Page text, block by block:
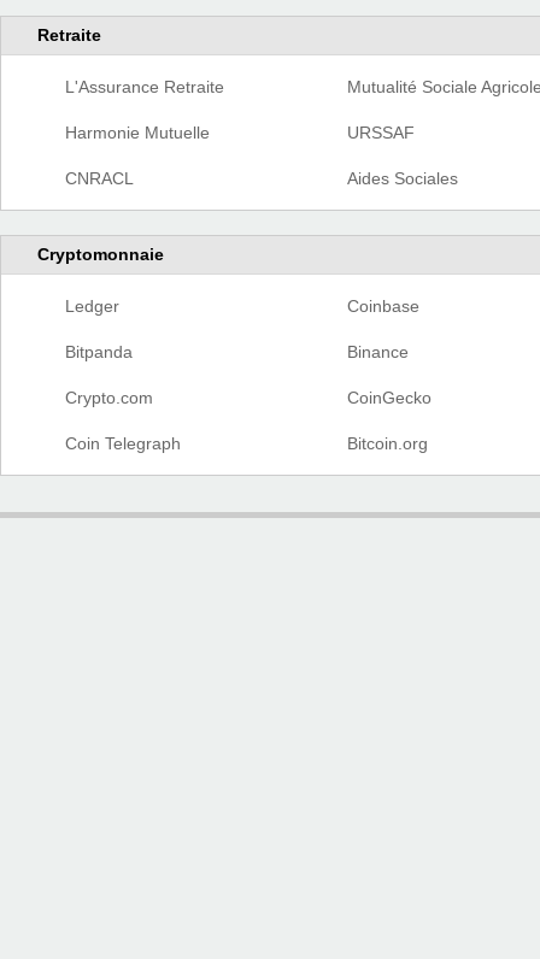
Retraite
L'Assurance Retraite Mutualité Sociale
Harmonie Mutuelle URSSAF
CNRACL Aides Sociales
Cryptomonnaie
Ledger Coinbase
Bitpanda Binance
Crypto.com CoinGecko
Coin Telegraph Bitcoin.org